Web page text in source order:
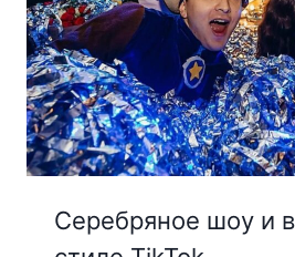
Серебряное шоу и